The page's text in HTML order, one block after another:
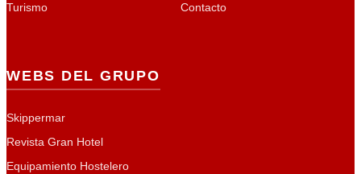
Turismo
Contacto
WEBS DEL GRUPO
Skippermar
Revista Gran Hotel
Equipamiento Hostelero